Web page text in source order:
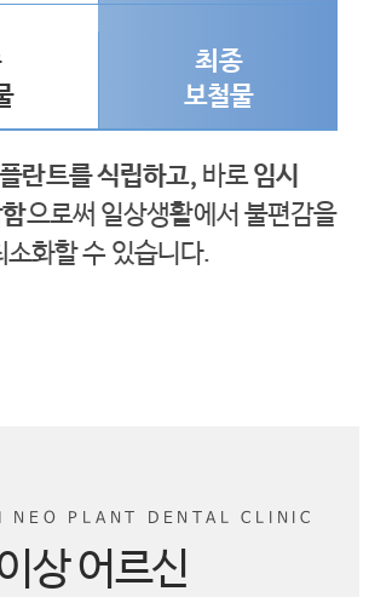
최종
보철물
란트를 식립하고, 바로임시
으로써 일상생활에서 불편감을
소화할 수 있습니다.
NEO PLANT DENTAL CLINIC
상 어르신
를 보유하고
.
자체 기공소를 보유하여
은 진료만족도를 제공합니다.